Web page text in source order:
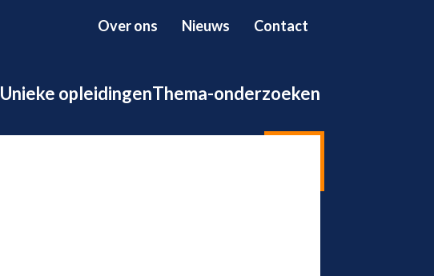
Unieke opleidingenThema-onderzoeken
Over ons Nieuws Contact